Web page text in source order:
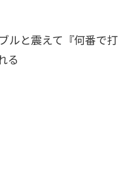
ルと震えて『何番で打
る